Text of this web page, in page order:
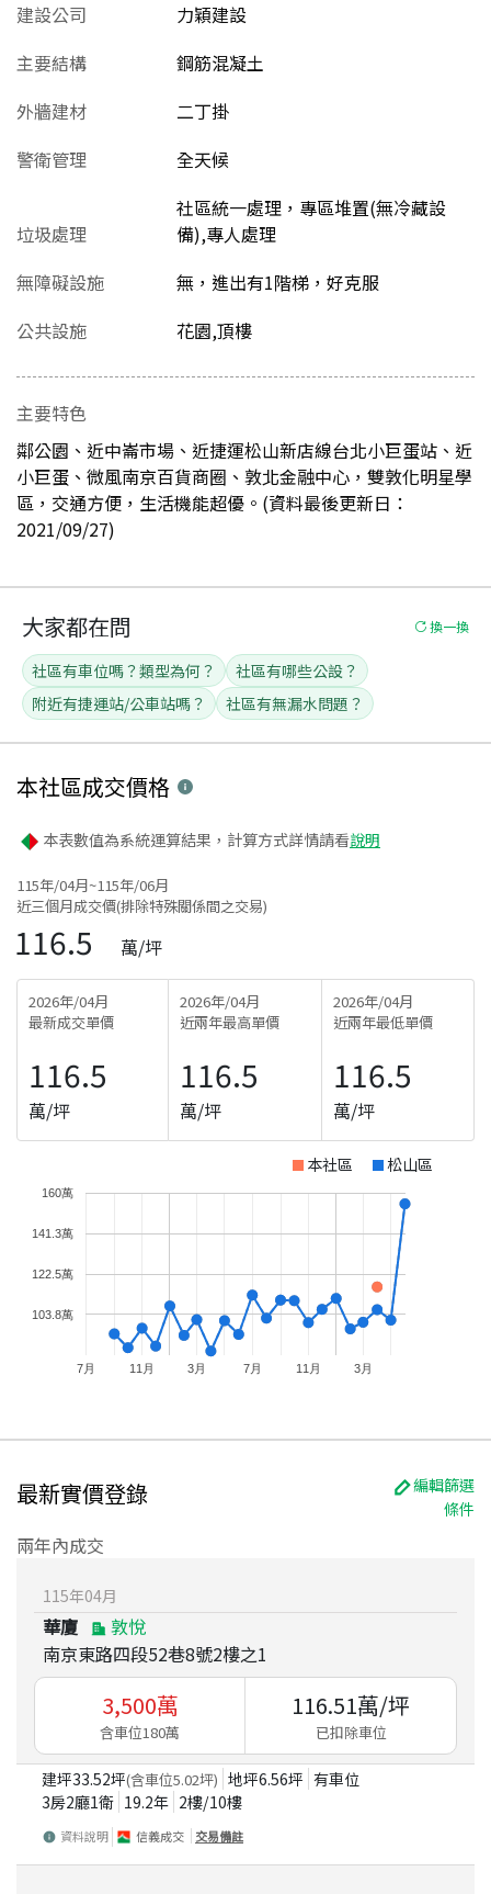
建設公司
力穎建設
主要結構
鋼筋混凝土
外牆建材
二丁掛
警衛管理
全天候
垃圾處理
社區統一處理，專區堆置(無冷藏設
備),專人處理
無障礙設施
無，進出有1階梯，好克服
公共設施
花園,頂樓
主要特色
鄰公園、近中崙市場、近捷運松山新店線台北小巨蛋站、近
小巨蛋、微風南京百貨商圈、敦北金融中心，雙敦化明星學
區，交通方便，生活機能超優。(資料最後更新日：
2021/09/27)
大家都在問 換一換
社區有車位嗎？類型為何？
社區有哪些公設？
附近有捷運站/公車站嗎？
社區有無漏水問題？
本社區成交價格
本表數值為系統運算結果，計算方式詳情請看說明
115年/04月~115年/06月
近三個月成交價(排除特殊關係間之交易)
116.5 萬/坪
2026年/04月
最新成交單價
116.5
萬/坪
2026年/04月
近兩年最高單價
116.5
萬/坪
2026年/04月
近兩年最低單價
116.5
萬/坪
本社區 松山區
7月 11月 3月 7月 11月 3月
103.8萬
122.5萬
141.3萬
160萬
最新實價登錄
編輯篩選
條件
兩年內成交
115年04月
華廈
敦悅
南京東路四段52巷8號2樓之1
3,500萬
含車位180萬
116.51萬/坪
已扣除車位
建坪33.52坪(含車位5.02坪) 地坪6.56坪 有車位
3房2廳1衛 19.2年 2樓/10樓
資料說明 信義成交 交易備註